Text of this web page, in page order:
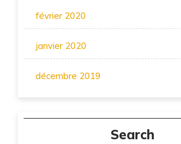
février 2020
janvier 2020
décembre 2019
Search